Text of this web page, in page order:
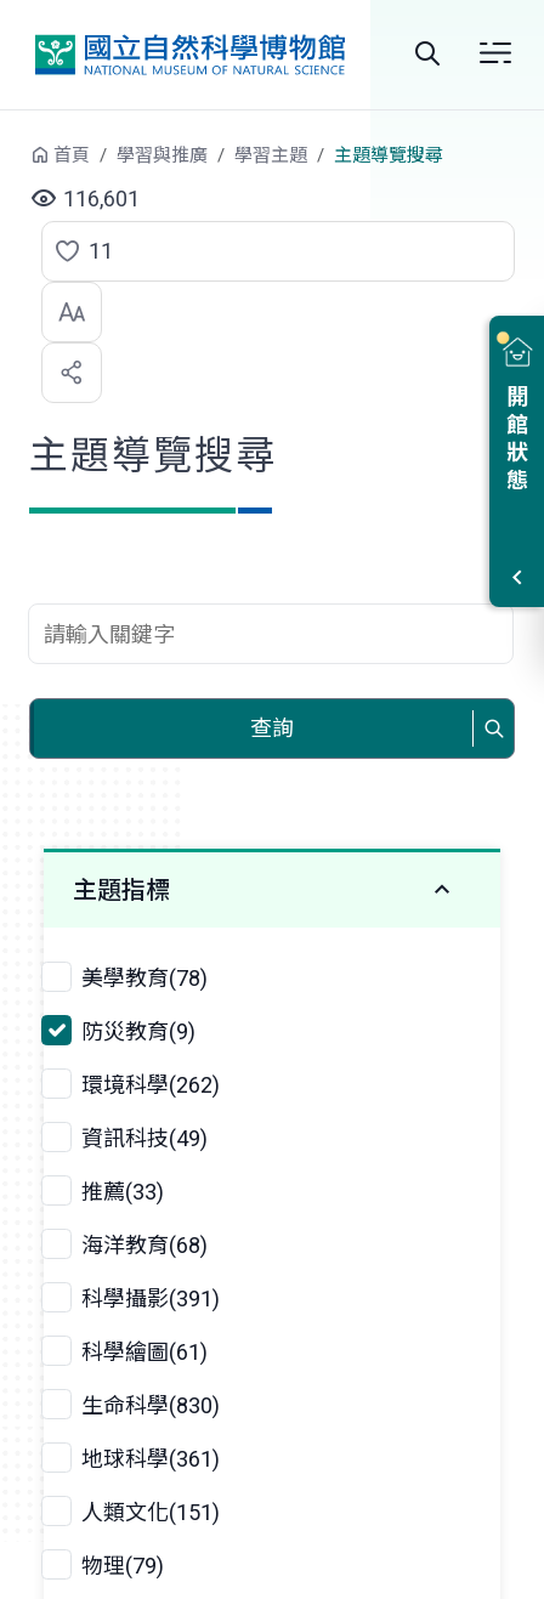
站
尋
開館狀態
首頁 學習與推廣 學習主題 主題導覽搜尋
116,601
點
選
喜
歡
11
主題導覽搜尋
查詢關鍵字
查詢
主題指標
美學教育(78)
防災教育(9)
環境科學(262)
資訊科技(49)
推薦(33)
海洋教育(68)
科學攝影(391)
科學繪圖(61)
生命科學(830)
地球科學(361)
人類文化(151)
物理(79)